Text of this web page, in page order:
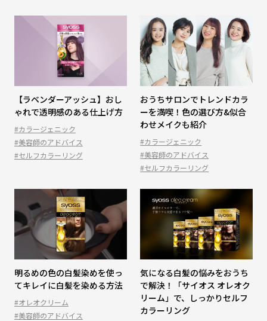
【ラベンダーアッシュ】おし
ゃれで透明感のある仕上げ方
#カラージェニック
#美容師のアドバイス
#セルフカラーリング
おうちサロンでトレンドカラ
ーを満喫！色の選び方&似合
わせメイクも紹介
#カラージェニック
#美容師のアドバイス
#セルフカラーリング
明るめの色の白髪染めを使っ
てキレイに白髪を染める方法
#オレオクリーム
#美容師のアドバイス
気になる白髪の悩みをおうち
で解決！「サイオス オレオク
リーム」で、しっかりセルフ
カラーリング